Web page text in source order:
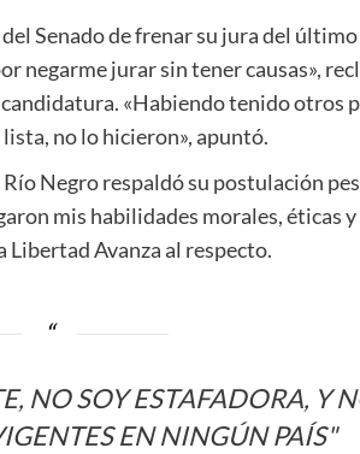
Senado de frenar su jura del
negarme jurar sin tener causas»,
«Habiendo tenido otros
no lo hicieron», apuntó.
Negro respaldó su postulación
mis habilidades morales, éticas
Avanza al respecto.
NO SOY ESTAFADORA, Y
EN NINGÚN PAÍS"